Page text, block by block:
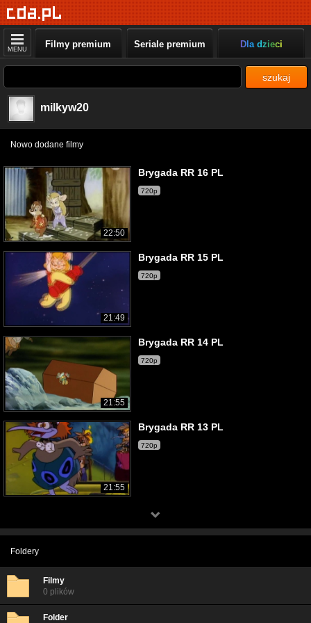
MENU Filmy premium Seriale premium Dla dzieci
szukaj
milkyw20
Nowo dodane filmy
22:50
Brygada RR 16 PL
720p
21:49
Brygada RR 15 PL
720p
21:55
Brygada RR 14 PL
720p
21:55
Brygada RR 13 PL
720p
Foldery
Filmy
0 plików
Folder